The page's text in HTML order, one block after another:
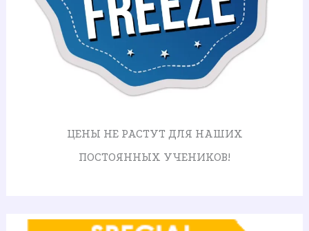
ЦЕНЫ НЕ РАСТУТ ДЛЯ НАШИХ
ПОСТОЯННЫХ УЧЕНИКОВ!